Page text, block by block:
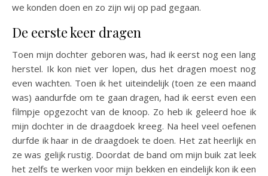
we konden doen en zo zijn wij op pad gegaan.
De eerste keer dragen
Toen mijn dochter geboren was, had ik eerst nog een lang
herstel. Ik kon niet ver lopen, dus het dragen moest nog
even wachten. Toen ik het uiteindelijk (toen ze een maand
was) aandurfde om te gaan dragen, had ik eerst even een
filmpje opgezocht van de knoop. Zo heb ik geleerd hoe ik
mijn dochter in de draagdoek kreeg. Na heel veel oefenen
durfde ik haar in de draagdoek te doen. Het zat heerlijk en
ze was gelijk rustig. Doordat de band om mijn buik zat leek
het zelfs te werken voor mijn bekken en eindelijk kon ik een